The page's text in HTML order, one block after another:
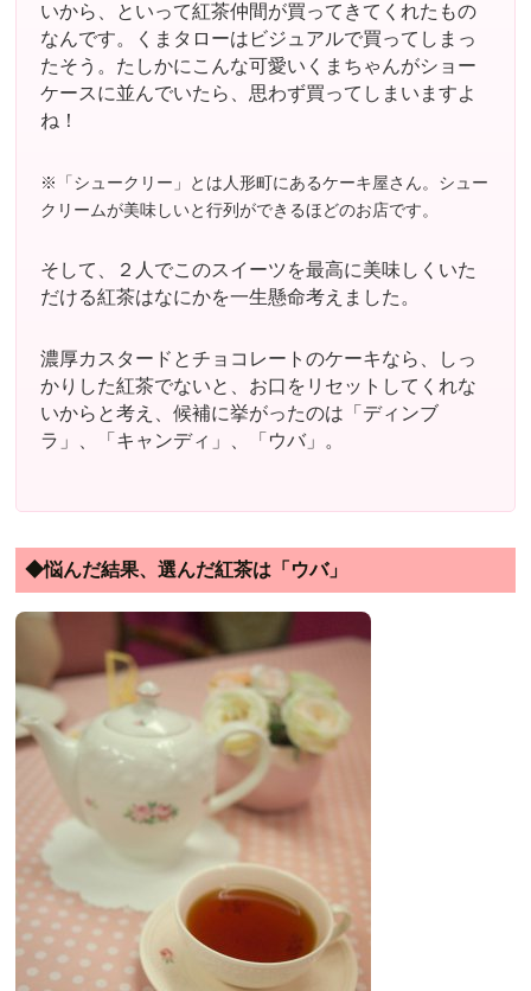
いから、といって紅茶仲間が買ってきてくれたもの
なんです。くまタローはビジュアルで買ってしまっ
たそう。たしかにこんな可愛いくまちゃんがショー
ケースに並んでいたら、思わず買ってしまいますよ
ね！
※「シュークリー」とは人形町にあるケーキ屋さん。シュー
クリームが美味しいと行列ができるほどのお店です。
そして、２人でこのスイーツを最高に美味しくいた
だける紅茶はなにかを一生懸命考えました。
濃厚カスタードとチョコレートのケーキなら、しっ
かりした紅茶でないと、お口をリセットしてくれな
いからと考え、候補に挙がったのは「ディンブ
ラ」、「キャンディ」、「ウバ」。
◆悩んだ結果、選んだ紅茶は「ウバ」